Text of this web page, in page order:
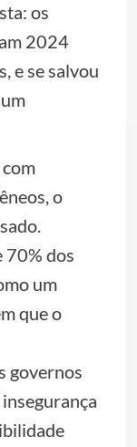
os
2024
e se salvou
o
70% dos
um
que o
governos